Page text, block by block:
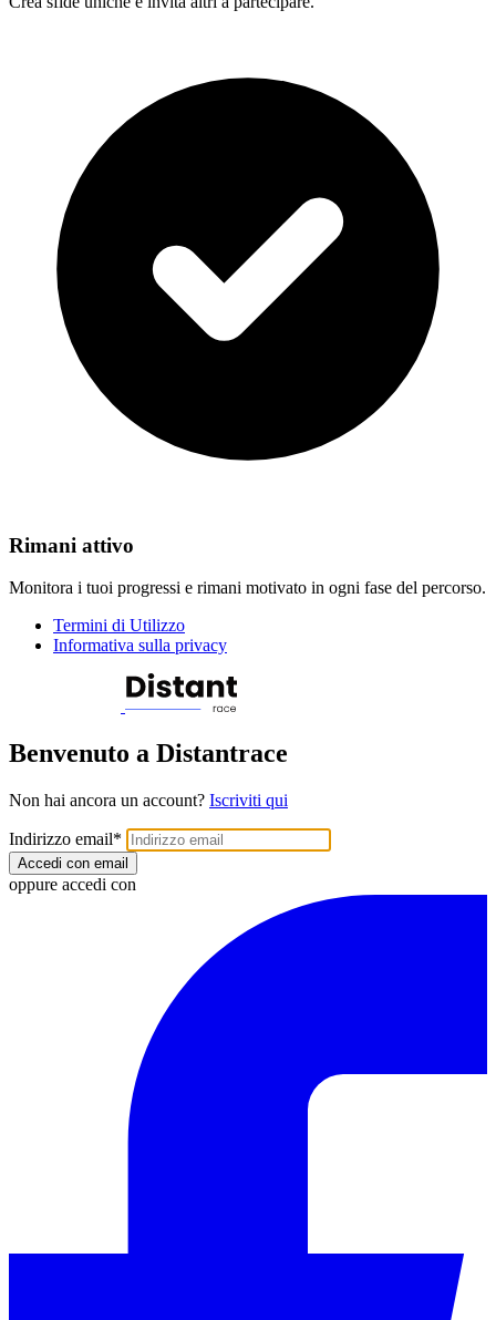
Rimani attivo
Monitora i tuoi progressi e rimani motivato in ogni fase del percorso.
Termini di Utilizzo
Informativa sulla privacy
Benvenuto a Distantrace
Non hai ancora un account? Iscriviti qui
Indirizzo email*
Accedi con email
oppure accedi con